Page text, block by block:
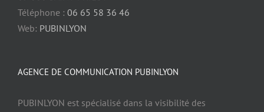
Téléphone : 06 65 58 36 46
Web: PUBINLYON
AGENCE DE COMMUNICATION PUBINLYON
PUBINLYON est spécialisé dans la visibilité des